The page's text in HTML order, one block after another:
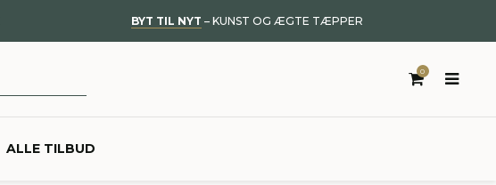
BYT TIL NYT – KUNST OG ÆGTE TÆPPER
0
ALLE TILBUD